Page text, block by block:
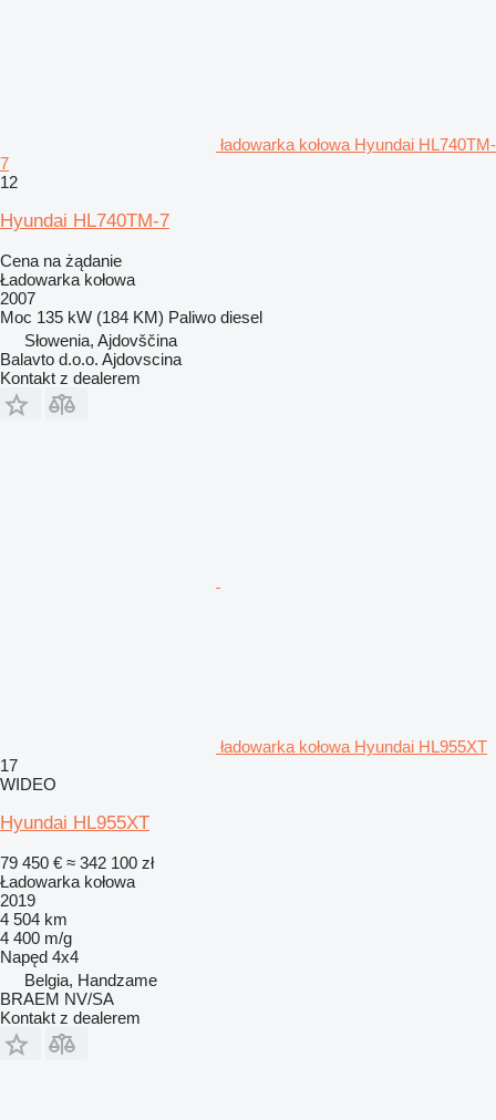
ładowarka kołowa Hyundai HL740TM-
7
12
Hyundai HL740TM-7
Cena na żądanie
Ładowarka kołowa
2007
Moc 135 kW (184 KM) Paliwo diesel
Słowenia, Ajdovščina
Balavto d.o.o. Ajdovscina
Kontakt z dealerem
ładowarka kołowa Hyundai HL955XT
17
WIDEO
Hyundai HL955XT
79 450 € ≈ 342 100 zł
Ładowarka kołowa
2019
4 504 km
4 400 m/g
Napęd 4x4
Belgia, Handzame
BRAEM NV/SA
Kontakt z dealerem